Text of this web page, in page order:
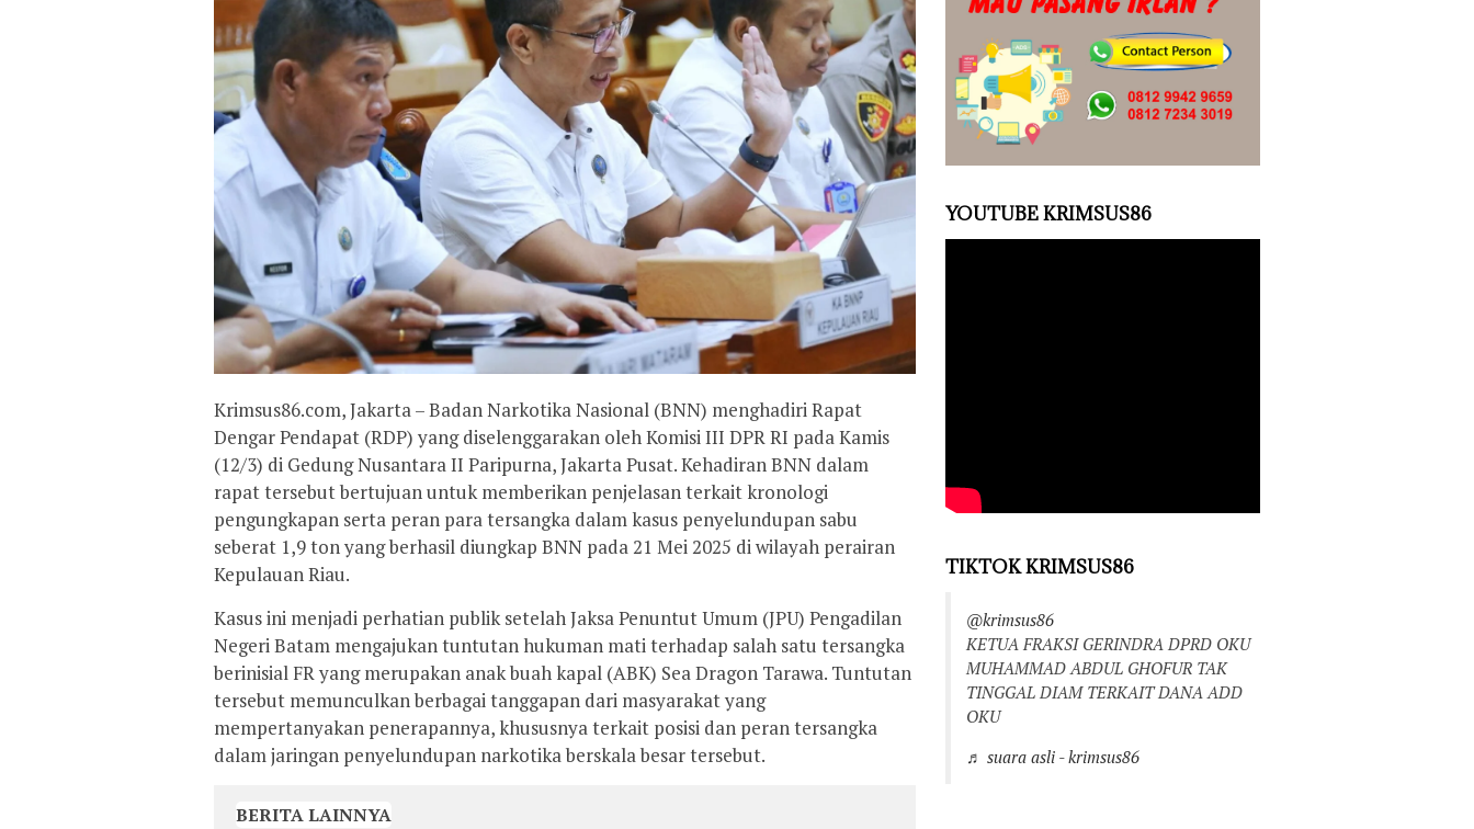
Krimsus86.com, Jakarta – Badan Narkotika Nasional (BNN) menghadiri Rapat
Dengar Pendapat (RDP) yang diselenggarakan oleh Komisi III DPR RI pada Kamis
(12/3) di Gedung Nusantara II Paripurna, Jakarta Pusat. Kehadiran BNN dalam
rapat tersebut bertujuan untuk memberikan penjelasan terkait kronologi
pengungkapan serta peran para tersangka dalam kasus penyelundupan sabu
seberat 1,9 ton yang berhasil diungkap BNN pada 21 Mei 2025 di wilayah perairan
Kepulauan Riau.
Kasus ini menjadi perhatian publik setelah Jaksa Penuntut Umum (JPU) Pengadilan
Negeri Batam mengajukan tuntutan hukuman mati terhadap salah satu tersangka
berinisial FR yang merupakan anak buah kapal (ABK) Sea Dragon Tarawa. Tuntutan
tersebut memunculkan berbagai tanggapan dari masyarakat yang
mempertanyakan penerapannya, khususnya terkait posisi dan peran tersangka
dalam jaringan penyelundupan narkotika berskala besar tersebut.
BERITA LAINNYA
YOUTUBE KRIMSUS86
TIKTOK KRIMSUS86
@krimsus86
KETUA FRAKSI GERINDRA DPRD OKU
MUHAMMAD ABDUL GHOFUR TAK
TINGGAL DIAM TERKAIT DANA ADD
OKU
♬ suara asli - krimsus86